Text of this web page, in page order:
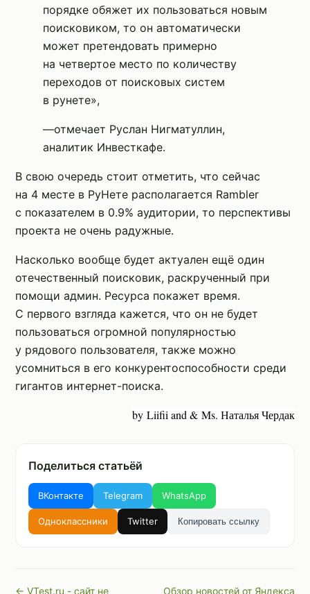
порядке обяжет их пользоваться новым
поисковиком, то он автоматически
может претендовать примерно
на четвертое место по количеству
переходов от поисковых систем
в рунете»,
—отмечает Руслан Нигматуллин,
аналитик Инвесткафе.
В свою очередь стоит отметить, что сейчас
на 4 месте в РуНете располагается Rambler
с показателем в 0.9% аудитории, то перспективы
проекта не очень радужные.
Насколько вообще будет актуален ещё один
отечественный поисковик, раскрученный при
помощи админ. Ресурса покажет время.
С первого взгляда кажется, что он не будет
пользоваться огромной популярностью
у рядового пользователя, также можно
усомниться в его конкурентоспособности среди
гигантов интернет-поиска.
by Liifii and & Ms. Наталья Чердак
Поделиться статьёй
ВКонтакте Telegram WhatsApp
Одноклассники Twitter Копировать ссылку
← VTest.ru - сайт не Обзор новостей от Яндекса